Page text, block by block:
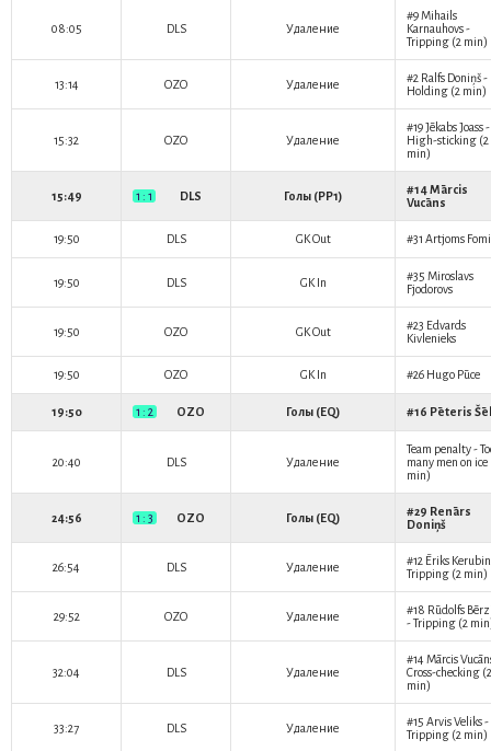
08:05 DLS Удаление
#9Mihails
Karnauhovs-
Tripping (2 min)
13:14 OZO Удаление #2 Ralfs Doniņš-
Holding (2 min)
15:32 OZO Удаление
#19Jēkabs Joass-
High-sticking (2
min)
15:49 1 : 1 DLS Голы (PP1) #14Mārcis
Vucāns
19:50 DLS GK Out #31 Artjoms
19:50 DLS GK In #35 Miroslavs
Fjodorovs
19:50 OZO GK Out #23 Edvards
Kivlenieks
19:50 OZO GK In #26 Hugo Pūce
19:50 1 : 2 OZO Голы (EQ) #16 Pēteris
20:40 DLS Удаление
Team penalty -
many men on ice
min)
24:56 1 : 3 OZO Голы (EQ) #29 Renārs
Doniņš
26:54 DLS Удаление #12 Ēriks
Tripping (2 min)
29:52 OZO Удаление #18 Rūdolfs
- Tripping (2
32:04 DLS Удаление
#14 Mārcis
Cross-checking (2
min)
33:27 DLS Удаление #15 Arvis Veliks-
Tripping (2 min)